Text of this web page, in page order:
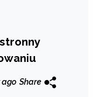
ago Share